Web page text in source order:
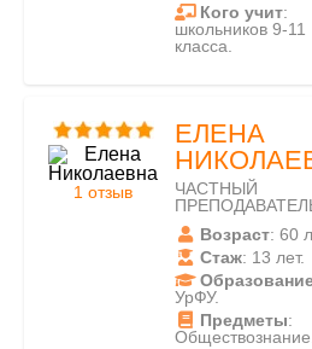
Кого учит:
школьников 9-11
класса.
1 отзыв
ЕЛЕНА
ЧАСТНЫЙ
Возраст: 60
Стаж: 13 лет.
УрФУ.
Предметы:
Обществознание.